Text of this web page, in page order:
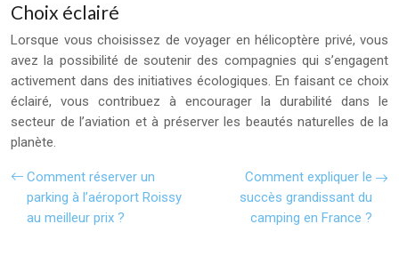
Choix éclairé
Lorsque vous choisissez de voyager en hélicoptère privé, vous
avez la possibilité de soutenir des compagnies qui s’engagent
activement dans des initiatives écologiques. En faisant ce choix
éclairé, vous contribuez à encourager la durabilité dans le
secteur de l’aviation et à préserver les beautés naturelles de la
planète.
Comment réserver un
parking à l’aéroport Roissy
au meilleur prix ?
Comment expliquer le
succès grandissant du
camping en France ?